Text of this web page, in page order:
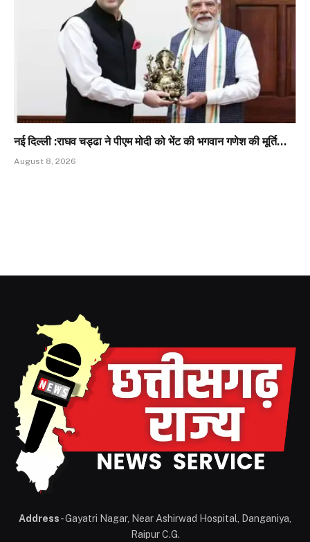
नई दिल्ली :राघव चड्ढा ने पीएम मोदी को भेंट की भगवान गणेश की मूर्ति…
August 8, 2026
Address- Gayatri Nagar, Near Ashirwad Hospital, Danganiya,
Raipur C.G.